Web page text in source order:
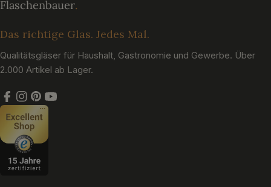
Das richtige Glas. Jedes Mal.
Qualitätsgläser für Haushalt, Gastronomie und Gewerbe. Über
2.000 Artikel ab Lager.
Facebook
Instagram
Pinterest
YouTube